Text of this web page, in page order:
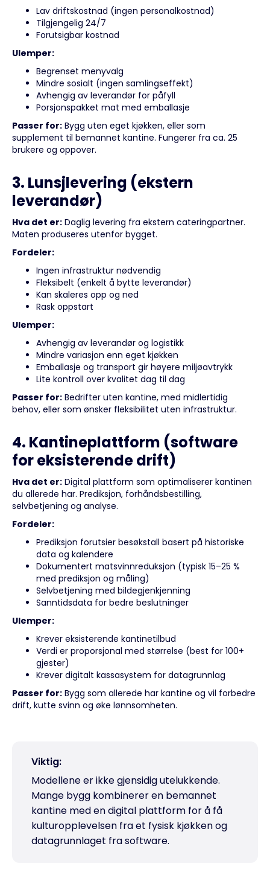
Lav driftskostnad (ingen personalkostnad)
Tilgjengelig 24/7
Forutsigbar kostnad
Ulemper:
Begrenset menyvalg
Mindre sosialt (ingen samlingseffekt)
Avhengig av leverandør for påfyll
Porsjonspakket mat med emballasje
Passer for: Bygg uten eget kjøkken, eller som
supplement til bemannet kantine. Fungerer fra ca. 25
brukere og oppover.
3. Lunsjlevering (ekstern
leverandør)
Hva det er: Daglig levering fra ekstern cateringpartner.
Maten produseres utenfor bygget.
Fordeler:
Ingen infrastruktur nødvendig
Fleksibelt (enkelt å bytte leverandør)
Kan skaleres opp og ned
Rask oppstart
Ulemper:
Avhengig av leverandør og logistikk
Mindre variasjon enn eget kjøkken
Emballasje og transport gir høyere miljøavtrykk
Lite kontroll over kvalitet dag til dag
Passer for: Bedrifter uten kantine, med midlertidig
behov, eller som ønsker fleksibilitet uten infrastruktur.
4. Kantineplattform (software
for eksisterende drift)
Hva det er: Digital plattform som optimaliserer kantinen
du allerede har. Prediksjon, forhåndsbestilling,
selvbetjening og analyse.
Fordeler:
Prediksjon forutsier besøkstall basert på historiske
data og kalendere
Dokumentert matsvinnreduksjon (typisk 15–25 %
med prediksjon og måling)
Selvbetjening med bildegjenkjenning
Sanntidsdata for bedre beslutninger
Ulemper:
Krever eksisterende kantinetilbud
Verdi er proporsjonal med størrelse (best for 100+
gjester)
Krever digitalt kassasystem for datagrunnlag
Passer for: Bygg som allerede har kantine og vil forbedre
drift, kutte svinn og øke lønnsomheten.
Viktig:
Modellene er ikke gjensidig utelukkende.
Mange bygg kombinerer en bemannet
kantine med en digital plattform for å få
kulturopplevelsen fra et fysisk kjøkken og
datagrunnlaget fra software.